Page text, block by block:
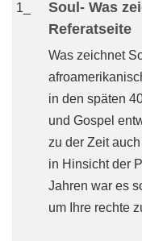
1_
Soul- Was
Referatseite
Was zeichnet
in den späten
und Gospel
zu der Zeit
in Hinsicht der
Jahren war es
um Ihre rechte